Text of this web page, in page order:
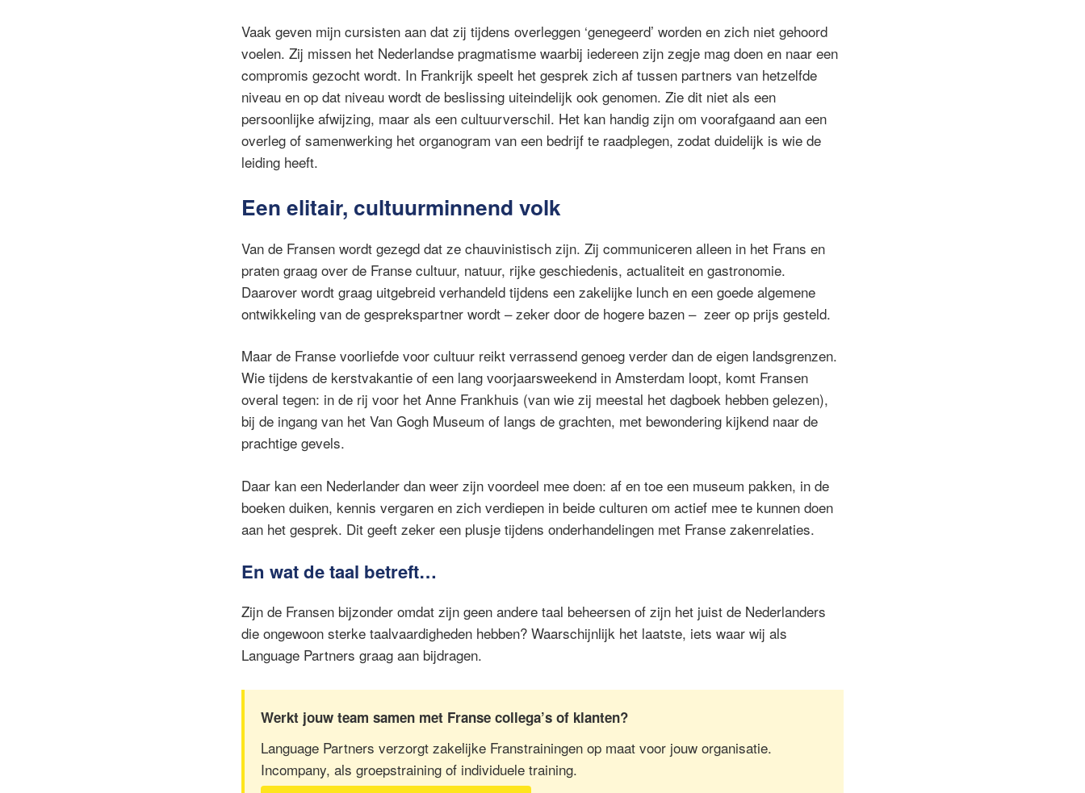
Vaak geven mijn cursisten aan dat zij tijdens overleggen ‘genegeerd’ worden en zich niet gehoord
voelen. Zij missen het Nederlandse pragmatisme waarbij iedereen zijn zegje mag doen en naar een
compromis gezocht wordt. In Frankrijk speelt het gesprek zich af tussen partners van hetzelfde
niveau en op dat niveau wordt de beslissing uiteindelijk ook genomen. Zie dit niet als een
persoonlijke afwijzing, maar als een cultuurverschil. Het kan handig zijn om voorafgaand aan een
overleg of samenwerking het organogram van een bedrijf te raadplegen, zodat duidelijk is wie de
leiding heeft.
Een elitair, cultuurminnend volk
Van de Fransen wordt gezegd dat ze chauvinistisch zijn. Zij communiceren alleen in het Frans en
praten graag over de Franse cultuur, natuur, rijke geschiedenis, actualiteit en gastronomie.
Daarover wordt graag uitgebreid verhandeld tijdens een zakelijke lunch en een goede algemene
ontwikkeling van de gesprekspartner wordt – zeker door de hogere bazen – zeer op prijs gesteld.
Maar de Franse voorliefde voor cultuur reikt verrassend genoeg verder dan de eigen landsgrenzen.
Wie tijdens de kerstvakantie of een lang voorjaarsweekend in Amsterdam loopt, komt Fransen
overal tegen: in de rij voor het Anne Frankhuis (van wie zij meestal het dagboek hebben gelezen),
bij de ingang van het Van Gogh Museum of langs de grachten, met bewondering kijkend naar de
prachtige gevels.
Daar kan een Nederlander dan weer zijn voordeel mee doen: af en toe een museum pakken, in de
boeken duiken, kennis vergaren en zich verdiepen in beide culturen om actief mee te kunnen doen
aan het gesprek. Dit geeft zeker een plusje tijdens onderhandelingen met Franse zakenrelaties.
En wat de taal betreft…
Zijn de Fransen bijzonder omdat zijn geen andere taal beheersen of zijn het juist de Nederlanders
die ongewoon sterke taalvaardigheden hebben? Waarschijnlijk het laatste, iets waar wij als
Language Partners graag aan bijdragen.
Werkt jouw team samen met Franse collega’s of klanten?
Language Partners verzorgt zakelijke Franstrainingen op maat voor jouw organisatie.
Incompany, als groepstraining of individuele training.